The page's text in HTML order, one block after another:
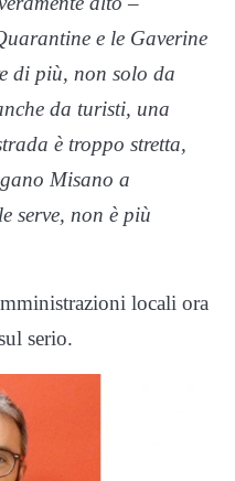
e le Gaverine
di più, non solo da
da turisti, una
è troppo stretta,
Misano a
serve, non è più
locali ora
serio.